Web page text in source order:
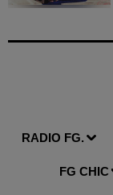
RADIO FG.
FG CHIC